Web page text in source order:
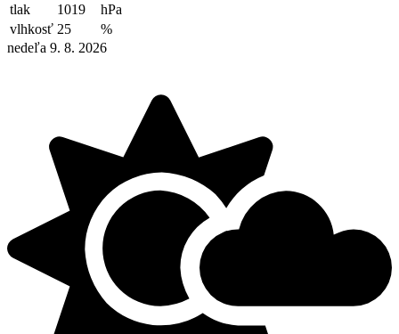
tlak
1019
hPa
vlhkosť 25
%
nedeľa 9. 8. 2026